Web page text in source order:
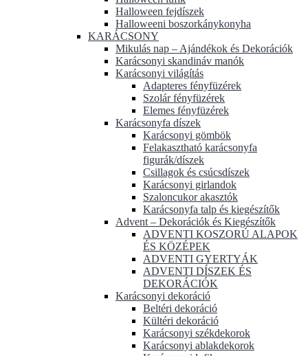
Halloween fejdíszek
Halloweeni boszorkánykonyha
KARÁCSONY
Mikulás nap – Ajándékok és Dekorációk
Karácsonyi skandináv manók
Karácsonyi világítás
Adapteres fényfüzérek
Szolár fényfüzérek
Elemes fényfüzérek
Karácsonyfa díszek
Karácsonyi gömbök
Felakasztható karácsonyfa
figurák/díszek
Csillagok és csúcsdíszek
Karácsonyi girlandok
Szaloncukor akasztók
Karácsonyfa talp és kiegészítők
Advent – Dekorációk és Kiegészítők
ADVENTI KOSZORÚ ALAPOK
ÉS KÖZÉPEK
ADVENTI GYERTYÁK
ADVENTI DÍSZEK ÉS
DEKORÁCIÓK
Karácsonyi dekoráció
Beltéri dekoráció
Kültéri dekoráció
Karácsonyi székdekorok
Karácsonyi ablakdekorok